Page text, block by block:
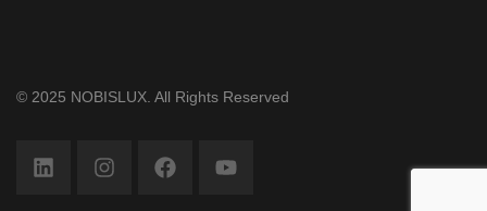
© 2025 NOBISLUX. All Rights Reserved